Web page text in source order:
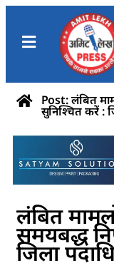
Post: लंबित
सुनिश्चित करें :
लंबित
समयबद्ध
जिला